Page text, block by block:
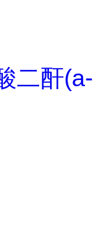
二酐(a-